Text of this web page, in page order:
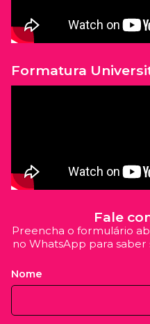
Formatura
Fale
Preencha o formulário
no WhatsApp para
Nome